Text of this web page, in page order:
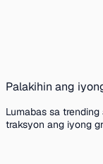
Palakihin ang
Lumabas sa
traksyon ang iyong